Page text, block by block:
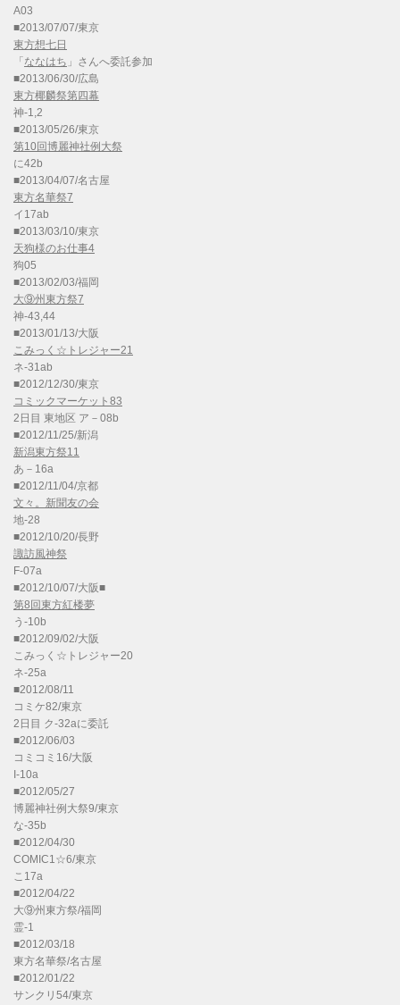
A03
■2013/07/07/東京
東方想七日
「 ななはち 」さんへ委託参加
■2013/06/30/広島
東方椰麟祭第四幕
神-1,2
■2013/05/26/東京
第10回博麗神社例大祭
に42b
■2013/04/07/名古屋
東方名華祭7
イ17ab
■2013/03/10/東京
天狗様のお仕事4
狗05
■2013/02/03/福岡
大⑨州東方祭7
神-43,44
■2013/01/13/大阪
こみっく☆トレジャー21
ネ-31ab
■2012/12/30/東京
コミックマーケット83
2日目 東地区 ア－08b
■2012/11/25/新潟
新潟東方祭11
あ－16a
■2012/11/04/京都
文々。新聞友の会
地-28
■2012/10/20/長野
諏訪風神祭
F-07a
■2012/10/07/大阪■
第8回東方紅楼夢
う-10b
■2012/09/02/大阪
こみっく☆トレジャー20
ネ-25a
■2012/08/11
コミケ82/東京
2日目 ク-32aに委託
■2012/06/03
コミコミ16/大阪
I-10a
■2012/05/27
博麗神社例大祭9/東京
な-35b
■2012/04/30
COMIC1☆6/東京
こ17a
■2012/04/22
大⑨州東方祭/福岡
霊-1
■2012/03/18
東方名華祭/名古屋
■2012/01/22
サンクリ54/東京